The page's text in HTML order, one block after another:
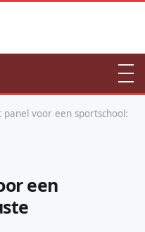
panel voor een sportschool:
een